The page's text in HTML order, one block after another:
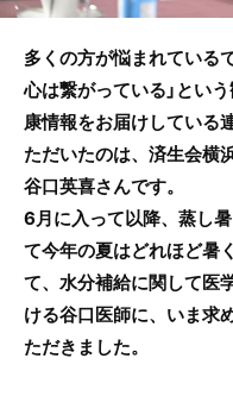
多くの方が悩まれている
心は繋がっている」とい
康情報をお届けしている
ただいたのは、済生会横
谷口英喜さんです。
6月に入って以降、蒸し
て今年の夏はどれほど
て、水分補給に関して医
ける谷口医師に、いま求
ただきました。